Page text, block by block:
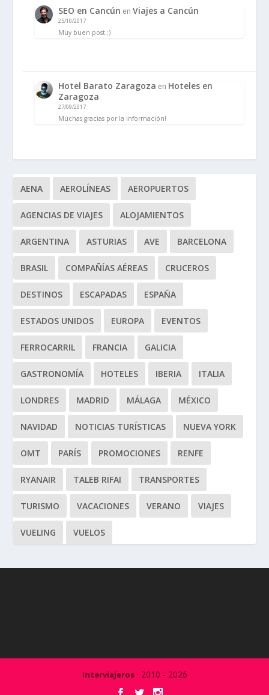
SEO en Cancún enViajes a Cancún
25/10/2017
Muy buen post ;)
Hotel Barato Zaragoza en Hoteles en
Zaragoza
27/09/2017
Muchas gracias por la información!
AENA AEROLÍNEAS AEROPUERTOS
AGENCIAS DE VIAJES ALOJAMIENTOS
ARGENTINA ASTURIAS AVE BARCELONA
BRASIL COMPAÑÍAS AÉREAS CRUCEROS
DESTINOS ESCAPADAS ESPAÑA
ESTADOS UNIDOS EUROPA EVENTOS
FERROCARRIL FRANCIA GALICIA
GASTRONOMÍA HOTELES IBERIA ITALIA
LONDRES MADRID MÁLAGA MÉXICO
NAVIDAD NOTICIAS TURÍSTICAS NUEVA YORK
OMT PARÍS PROMOCIONES RENFE
RYANAIR TALEB RIFAI TRANSPORTES
TURISMO VACACIONES VERANO VIAJES
VUELING VUELOS
Interviajeros· 2010 - 2026